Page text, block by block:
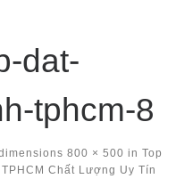
dat-
tphcm-8
800 × 500 in Top
Chất Lượng Uy Tín